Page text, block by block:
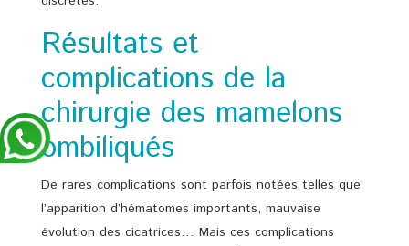
Résultats et
complications de la
chirurgie des mamelons
ombiliqués
De rares complications sont parfois notées telles que
l’apparition d’hématomes importants, mauvaise
évolution des cicatrices… Mais ces complications